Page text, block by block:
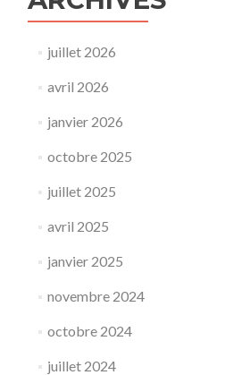
juillet 2026
avril 2026
janvier 2026
octobre 2025
juillet 2025
avril 2025
janvier 2025
novembre 2024
octobre 2024
juillet 2024